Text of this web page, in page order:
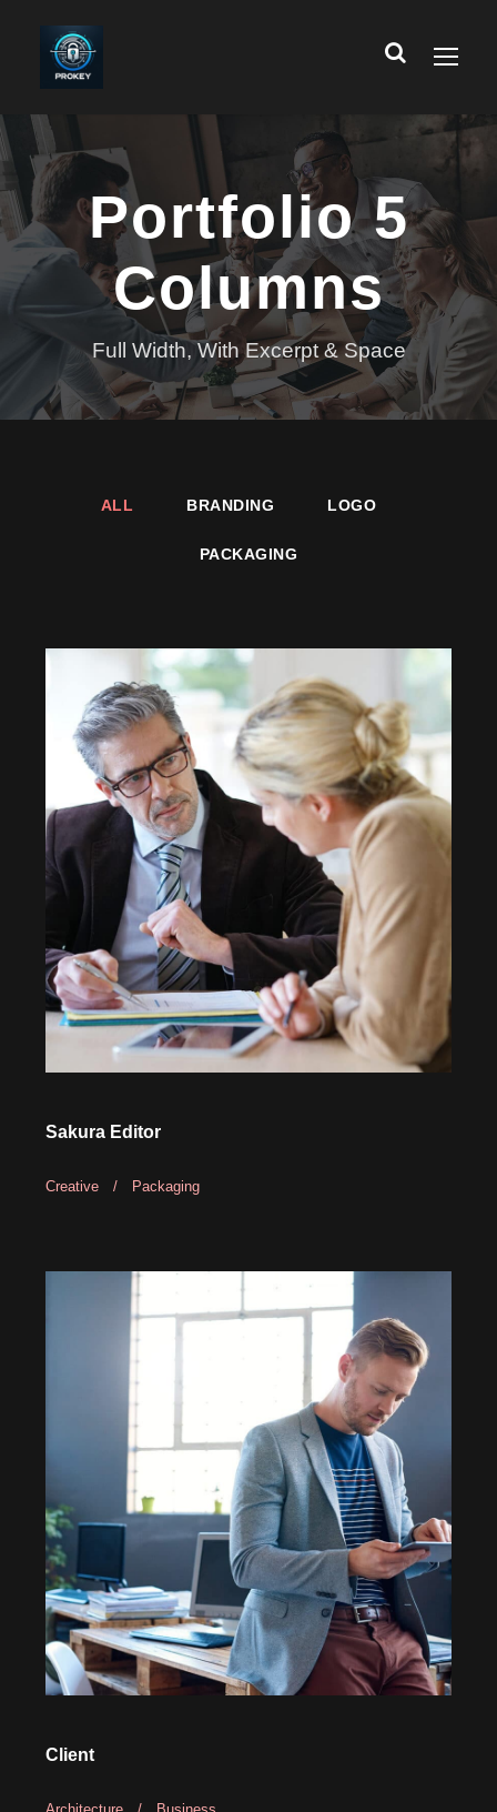
Portfolio 5
Columns
Full Width, With Excerpt & Space
ALL BRANDING LOGO
PACKAGING
Sakura Editor
Creative / Packaging
Client